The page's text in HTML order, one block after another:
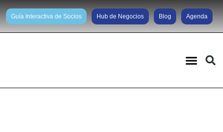
Guía Interactiva de Socios Hub de Negocios Blog Agenda